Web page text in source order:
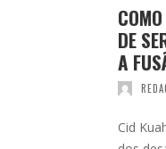
DE
A
Cid